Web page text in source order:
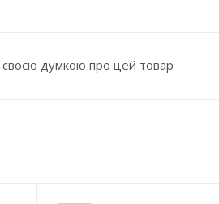
думкою про цей товар